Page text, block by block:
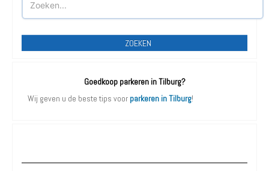
ZOEKEN
Goedkoop parkeren in Tilburg?
Wij geven u de beste tips voor parkeren in Tilburg!